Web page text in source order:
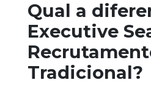
Qual a
Executive
Tradicional?